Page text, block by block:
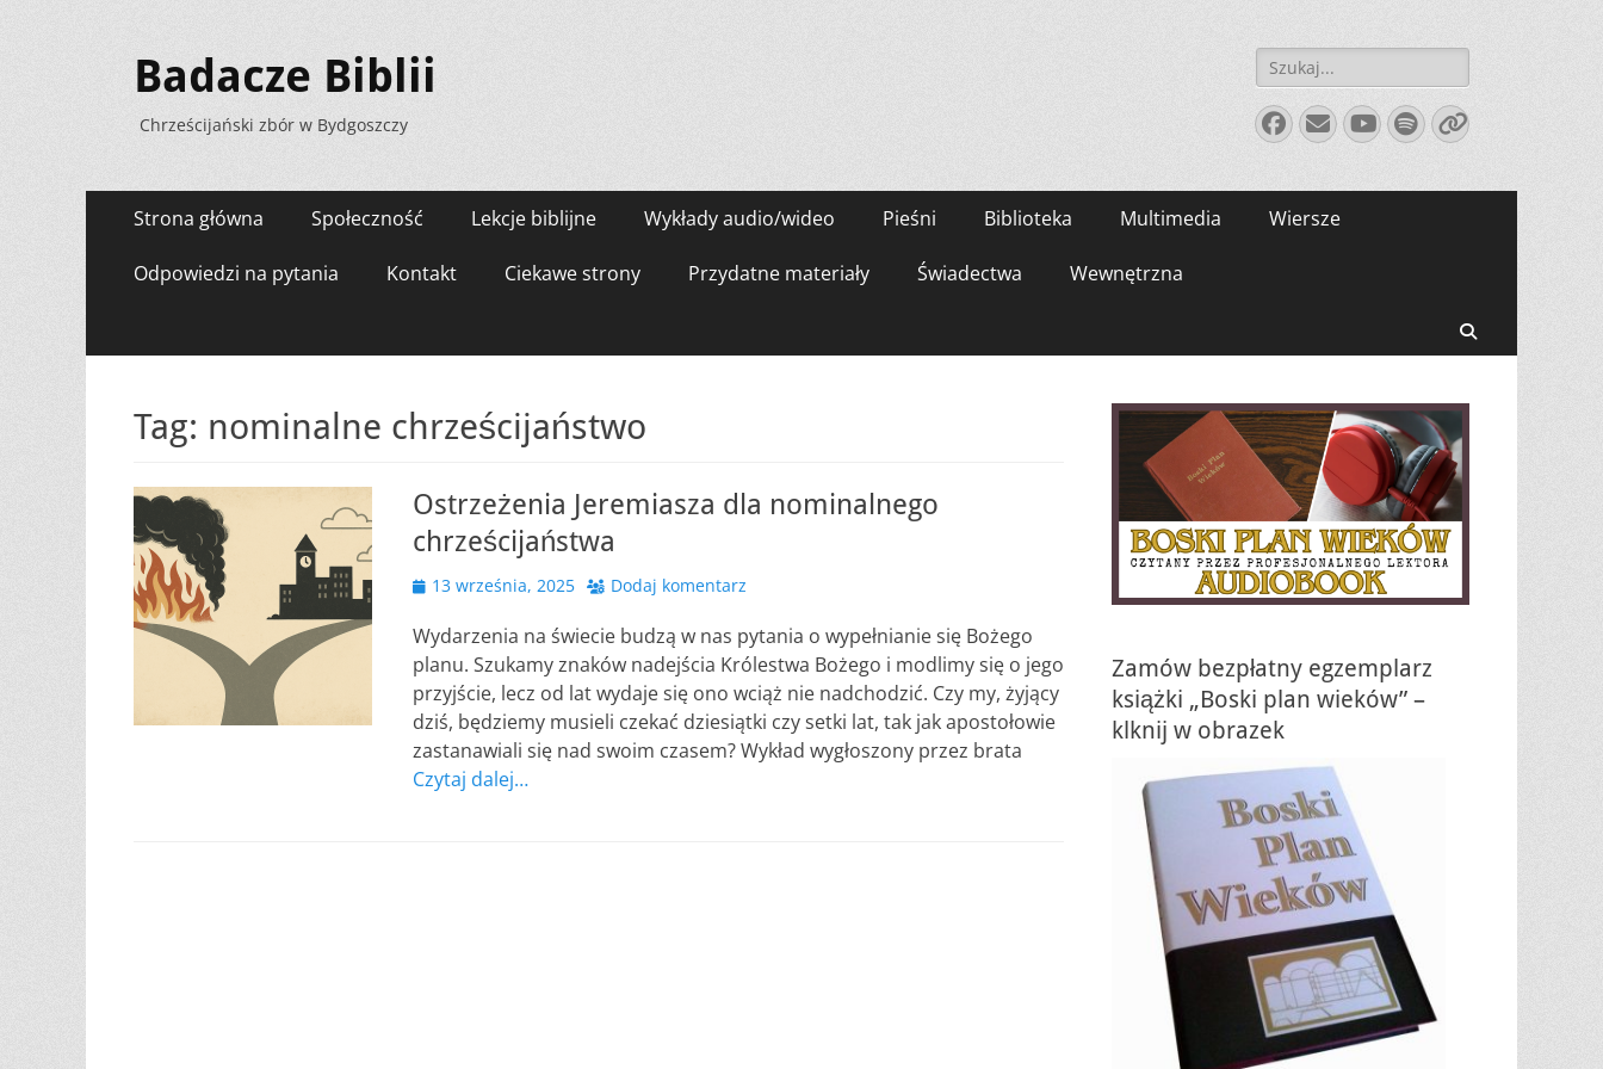
Badacze Biblii
Chrześcijański zbór w Bydgoszczy
Szukaj:
Facebook
E-
mail
YouTube
Spotify
Link
Menu
zawartości
Strona główna Społeczność Lekcje biblijne Wykłady audio/wideo Pieśni Biblioteka Multimedia Wiersze
Odpowiedzi na pytania Kontakt Ciekawe strony Przydatne materiały Świadectwa Wewnętrzna
Tag: nominalne chrześcijaństwo
Ostrzeżenia Jeremiasza dla nominalnego
chrześcijaństwa
Opublikowano
13 września, 2025 Dodaj komentarz
Wydarzenia na świecie budzą w nas pytania o wypełnianie się Bożego
planu. Szukamy znaków nadejścia Królestwa Bożego i modlimy się o jego
przyjście, lecz od lat wydaje się ono wciąż nie nadchodzić. Czy my, żyjący
dziś, będziemy musieli czekać dziesiątki czy setki lat, tak jak apostołowie
zastanawiali się nad swoim czasem? Wykład wygłoszony przez brata
Czytaj dalej…
Zamów bezpłatny egzemplarz
książki „Boski plan wieków” –
klknij w obrazek